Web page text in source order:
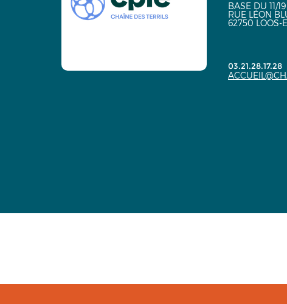
BASE DU 11/19
RUE LÉON
62750 LOOS-
03.21.28.17.28